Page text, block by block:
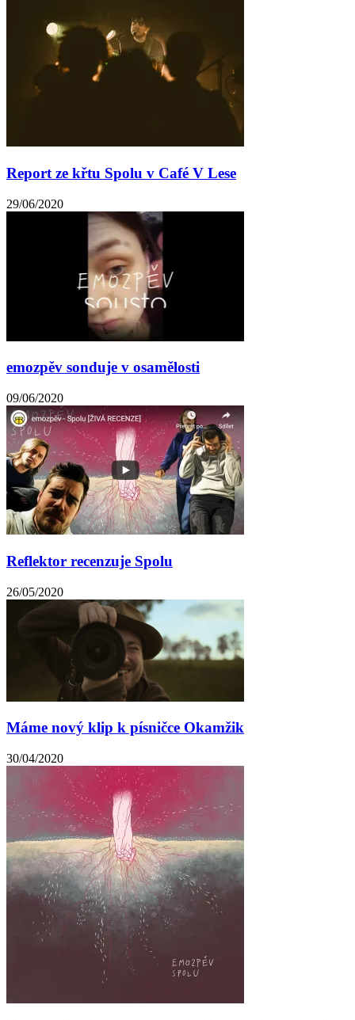
Report ze křtu Spolu v Café V Lese
29/06/2020
emozpěv sonduje v osamělosti
09/06/2020
Reflektor recenzuje Spolu
26/05/2020
Máme nový klip k písničce Okamžik
30/04/2020